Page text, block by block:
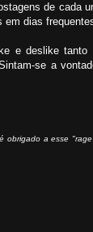
de cada
em dias
e deslike
se a
obrigado a esse